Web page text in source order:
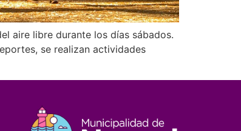
aire libre durante los días sábados.
se realizan actividades